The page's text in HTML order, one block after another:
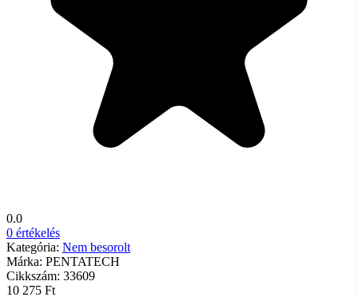
0.0
0 értékelés
Kategória: Nem besorolt
Márka: PENTATECH
Cikkszám: 33609
10 275 Ft